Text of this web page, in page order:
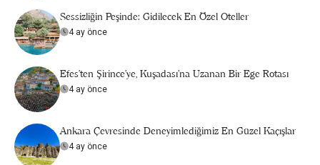
Sessizliğin Peşinde: Gidilecek En Özel Oteller
4 ay önce
Efes’ten Şirince’ye, Kuşadası’na Uzanan Bir Ege Rotası
4 ay önce
Ankara Çevresinde Deneyimlediğimiz En Güzel Kaçışlar
4 ay önce